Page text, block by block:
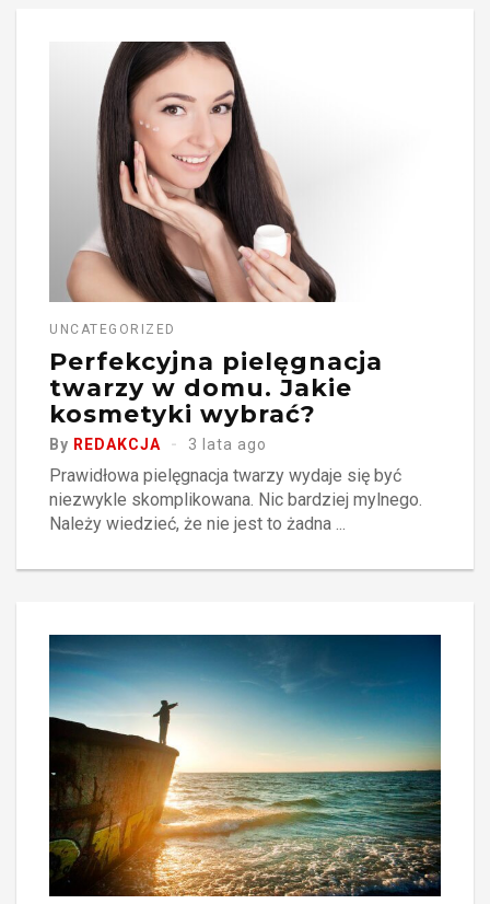
UNCATEGORIZED
Perfekcyjna pielęgnacja
twarzy w domu. Jakie
kosmetyki wybrać?
By REDAKCJA 3 lata ago
Prawidłowa pielęgnacja twarzy wydaje się być
niezwykle skomplikowana. Nic bardziej mylnego.
Należy wiedzieć, że nie jest to żadna ...